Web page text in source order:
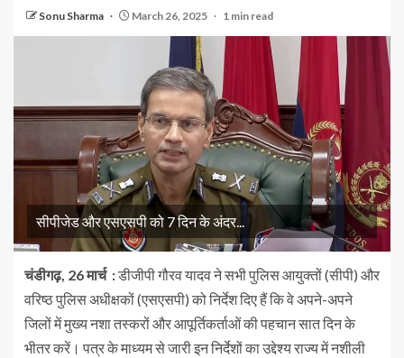
Sonu Sharma March 26, 2025 1 min read
सीपीजेड और एसएसपी को 7 दिन के अंदर...
चंडीगढ़, 26 मार्च :डीजीपी गौरव यादव ने सभी पुलिस आयुक्तों (सीपी) और
वरिष्ठ पुलिस अधीक्षकों (एसएसपी) को निर्देश दिए हैं कि वे अपने-अपने
जिलों में मुख्य नशा तस्करों और आपूर्तिकर्ताओं की पहचान सात दिन के
भीतर करें। पत्र के माध्यम से जारी इन निर्देशों का उद्देश्य राज्य में नशीली